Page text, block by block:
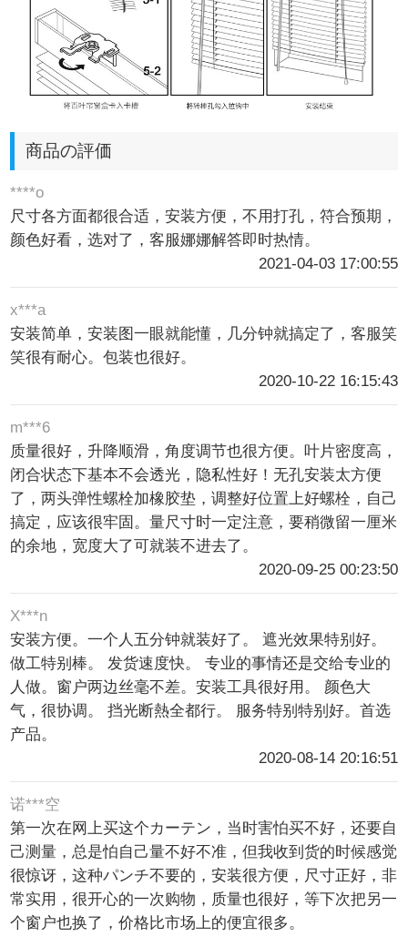
商品の評価
****o
尺寸各方面都很合适，安装方便，不用打孔，符合预期，
颜色好看，选对了，客服娜娜解答即时热情。
2021-04-03 17:00:55
x***a
安装简单，安装图一眼就能懂，几分钟就搞定了，客服笑
笑很有耐心。包装也很好。
2020-10-22 16:15:43
m***6
质量很好，升降顺滑，角度调节也很方便。叶片密度高，
闭合状态下基本不会透光，隐私性好！无孔安装太方便
了，两头弹性螺栓加橡胶垫，调整好位置上好螺栓，自己
搞定，应该很牢固。量尺寸时一定注意，要稍微留一厘米
的余地，宽度大了可就装不进去了。
2020-09-25 00:23:50
X***n
安装方便。一个人五分钟就装好了。 遮光效果特别好。
做工特别棒。 发货速度快。 专业的事情还是交给专业的
人做。窗户两边丝毫不差。安装工具很好用。 颜色大
气，很协调。 挡光断熱全都行。 服务特别特别好。首选
产品。
2020-08-14 20:16:51
诺***空
第一次在网上买这个カーテン，当时害怕买不好，还要自
己测量，总是怕自己量不好不准，但我收到货的时候感觉
很惊讶，这种パンチ不要的，安装很方便，尺寸正好，非
常实用，很开心的一次购物，质量也很好，等下次把另一
个窗户也换了，价格比市场上的便宜很多。